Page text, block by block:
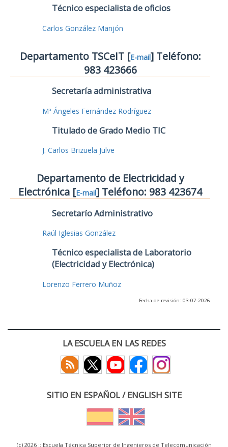
Técnico especialista de oficios
Carlos González Manjón
Departamento TSCeIT [E-mail] Teléfono:
983 423666
Secretaría administrativa
Mª Ángeles Fernández Rodríguez
Titulado de Grado Medio TIC
J. Carlos Brizuela Julve
Departamento de Electricidad y
Electrónica [E-mail] Teléfono: 983 423674
Secretarío Administrativo
Raúl Iglesias González
Técnico especialista de Laboratorio
(Electricidad y Electrónica)
Lorenzo Ferrero Muñoz
Fecha de revisión: 03-07-2026
LA ESCUELA EN LAS REDES
SITIO EN ESPAÑOL / ENGLISH SITE
(c) 2026 :: Escuela Técnica Superior de Ingenieros de Telecomunicación